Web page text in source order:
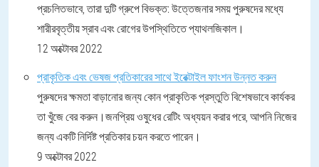
প্রচলিতভাবে, তারা দুটি গ্রুপে বিভক্ত: উত্তেজনার সময় পুরুষদের মধ্যে
শারীরবৃত্তীয় স্রাব এবং রোগের উপস্থিতিতে প্যাথলজিকাল।
12 অক্টোবর 2022
প্রাকৃতিক এবং ভেষজ প্রতিকারের সাথে ইরেক্টাইল ফাংশন উন্নত করুন
পুরুষদের ক্ষমতা বাড়ানোর জন্য কোন প্রাকৃতিক প্রস্তুতি বিশেষভাবে কার্যকর
তা খুঁজে বের করুন।জনপ্রিয় ওষুধের রেটিং অধ্যয়ন করার পরে, আপনি নিজের
জন্য একটি নির্দিষ্ট প্রতিকার চয়ন করতে পারেন।
9 অক্টোবর 2022